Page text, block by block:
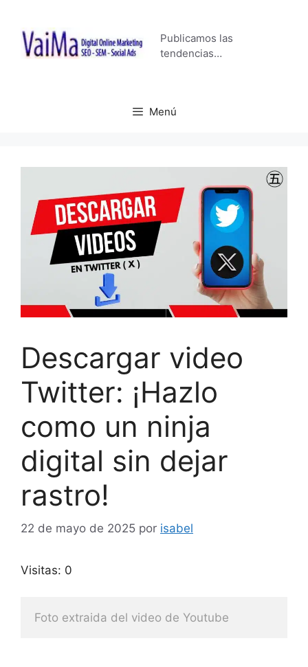
contenido
Publicamos las
tendencias…
Menú
Descargar video
Twitter: ¡Hazlo
como un ninja
digital sin dejar
rastro!
22 de mayo de 2025 por isabel
Visitas: 0
Foto extraida del video de Youtube